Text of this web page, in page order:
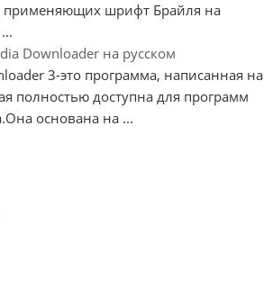
применяющих шрифт Брайля на
Downloader на русском
3-это программа, написанная на
полностью доступна для программ
основана на ...